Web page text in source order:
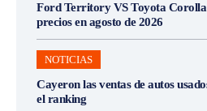
Ford Territory VS Toyota Corolla
precios en agosto de 2026
NOTICIAS
Cayeron las ventas de autos
el ranking